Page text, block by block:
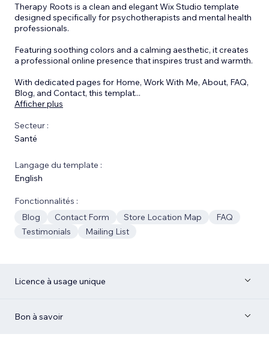
Therapy Roots is a clean and elegant Wix Studio template
designed specifically for psychotherapists and mental health
professionals.
Featuring soothing colors and a calming aesthetic, it creates
a professional online presence that inspires trust and warmth.
With dedicated pages for Home, Work With Me, About, FAQ,
Blog, and Contact, this templat...
Afficher plus
Secteur :
Santé
Langage du template :
English
Fonctionnalités :
Blog
Contact Form Store Location Map
FAQ
Testimonials
Mailing List
Licence à usage unique
Bon à savoir